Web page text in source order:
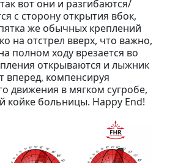
вот они и разгибаются/
с сторону открытия вбок,
же обычных креплений
на отстрел вверх, что важно,
полном ходу врезается во
открываются и лыжник
вперед, компенсируя
движения в мягком сугробе,
койке больницы. Happy End!